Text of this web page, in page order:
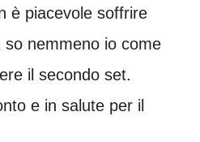
è piacevole soffrire
nemmeno io come
il secondo set.
e in salute per il